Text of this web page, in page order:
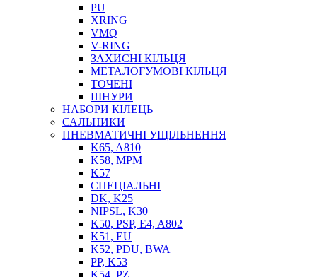
ПІСТОЛЕТИ
НАСОСИ ТА ПОМПИ
НАГНІТАЧІ
МУФТИ (НАСАДКИ) ДЛЯ ШПРИЦІВ
МАСЛЯНКИ, ЛІЙКИ
ПРЕС-МАСЛЯНКИ
ШЛАНГИ, ТРУБКИ
ШПРИЦИ МАСТИЛЬНІ
PU
XRING
VMQ
V-RING
ЗАХИСНІ КІЛЬЦЯ
МЕТАЛОГУМОВІ КІЛЬЦЯ
ТОЧЕНІ
ШНУРИ
НАБОРИ КІЛЕЦЬ
САЛЬНИКИ
ПНЕВМАТИЧНІ УЩІЛЬНЕННЯ
K65, A810
K58, MPM
K57
СПЕЦІАЛЬНІ
DK, K25
NIPSL, K30
K50, PSP, E4, A802
K51, EU
K52, PDU, BWA
PP, K53
K54, PZ